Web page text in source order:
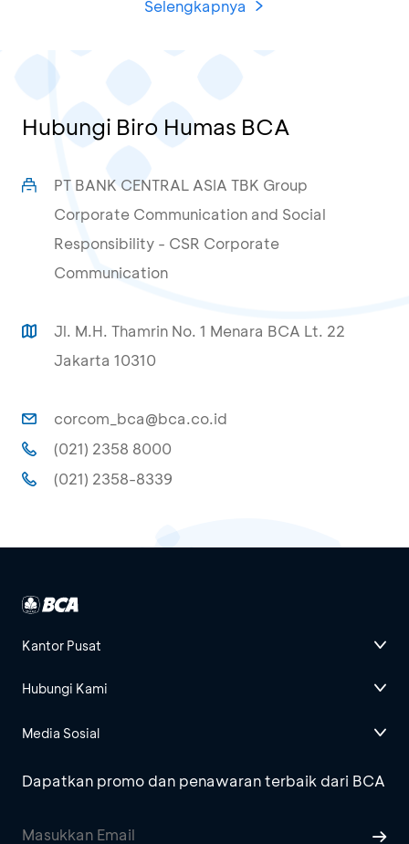
Selengkapnya
Hubungi Biro Humas BCA
PT BANK CENTRAL ASIA TBK Group
Corporate Communication and Social
Responsibility - CSR Corporate
Communication
Jl. M.H. Thamrin No. 1 Menara BCA Lt. 22
Jakarta 10310
corcom_bca@bca.co.id
(021) 2358 8000
(021) 2358-8339
Kantor Pusat
Hubungi Kami
Media Sosial
Dapatkan promo dan penawaran terbaik dari BCA